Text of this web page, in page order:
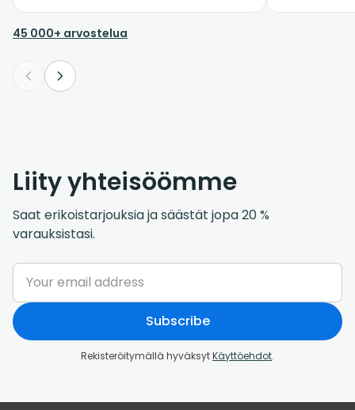
45 000+ arvostelua
Liity yhteisöömme
Saat erikoistarjouksia ja säästät jopa 20 %
varauksistasi.
Subscribe
Rekisteröitymällä hyväksytKäyttöehdot.